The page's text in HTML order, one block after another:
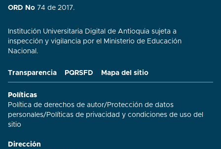
Transparencia PQRSFD Mapa del sitio
Políticas
Política de derechos de autor/ Protección de datos
personales/ Políticas de privacidad y condiciones de uso del
sitio​
Dirección
ORD No 74 de 2017.
Institución Universitaria Digital de Antioquia sujeta a
inspección y vigilancia por el Ministerio de Educación
Nacional.